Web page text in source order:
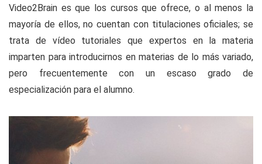
Video2Brain es que los cursos que ofrece, o al menos la
mayoría de ellos, no cuentan con titulaciones oficiales; se
trata de vídeo tutoriales que expertos en la materia
imparten para introducirnos en materias de lo más variado,
pero frecuentemente con un escaso grado de
especialización para el alumno.